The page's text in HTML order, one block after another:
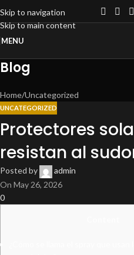
Skip to navigation
Skip to main content
MENU
Blog
Home Uncategorized
UNCATEGORIZED
Protectores
resistan al
Posted by
admin
On May 26, 2026
0